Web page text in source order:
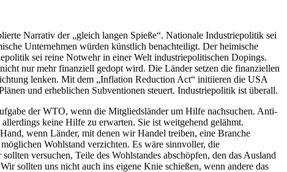
Narrativ der „gleich langen Spieße“. Nationale Industriepolitik sei
Unternehmen würden künstlich benachteiligt. Der heimische
sei reine Notwehr in einer Welt industriepolitischen Dopings.
nur mehr finanziell gedopt wird. Die Länder setzen die finanziellen
lenken. Mit dem „Inflation Reduction Act“ initiieren die USA
und erheblichen Subventionen steuert. Industriepolitik ist überall.
der WTO, wenn die Mitgliedsländer um Hilfe nachsuchen. Anti-
keine Hilfe zu erwarten. Sie ist weitgehend gelähmt.
wenn Länder, mit denen wir Handel treiben, eine Branche
Wohlstand verzichten. Es wäre sinnvoller, die
versuchen, Teile des Wohlstandes abschöpfen, den das Ausland
sollten uns nicht auch ins eigene Knie schießen, wenn andere das